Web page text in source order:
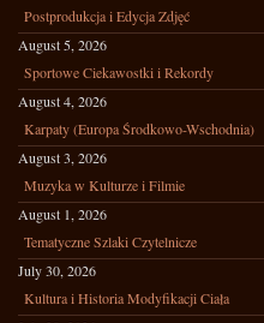
Postprodukcja i Edycja Zdjęć
August 5, 2026
Sportowe Ciekawostki i Rekordy
August 4, 2026
Karpaty (Europa Środkowo-Wschodnia)
August 3, 2026
Muzyka w Kulturze i Filmie
August 1, 2026
Tematyczne Szlaki Czytelnicze
July 30, 2026
Kultura i Historia Modyfikacji Ciała